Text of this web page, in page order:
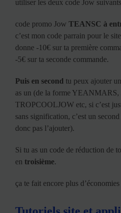
utiliser les deux code Jow
code promo JowTEANSC à
c’est mon code parrain pour le
donne -10€ sur ta première
-5€ sur ta seconde commande.
Puis en second tu peux ajouter
as un (de la forme
TROPCOOLJOW etc, si c’est
sans signification, c’est un
donc pas l’ajouter).
Si tu as un code de réduction de
en troisième.
ça te fait encore plus d’économies